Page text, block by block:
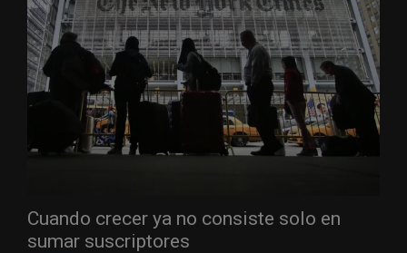
Cuando crecer ya no consiste solo en
sumar suscriptores